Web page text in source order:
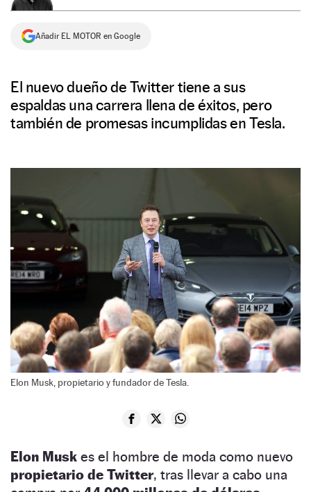
Añadir EL MOTOR en Google
El nuevo dueño de Twitter tiene a sus
espaldas una carrera llena de éxitos, pero
también de promesas incumplidas en Tesla.
Elon Musk, propietario y fundador de Tesla.
Elon Musk es el hombre de moda como nuevo
propietario de Twitter, tras llevar a cabo una